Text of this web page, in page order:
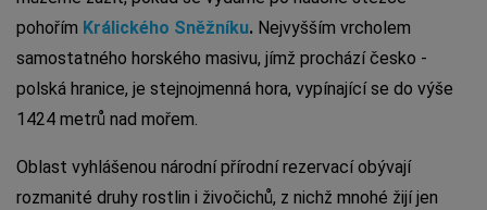
pohořím Králického Sněžníku. Nejvyšším vrcholem
samostatného horského masivu, jímž prochází česko -
polská hranice, je stejnojmenná hora, vypínající se do výše
1424 metrů nad mořem.
Oblast vyhlášenou národní přírodní rezervací obývají
rozmanité druhy rostlin i živočichů, z nichž mnohé žijí jen